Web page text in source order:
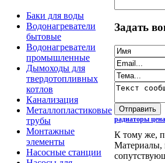
Баки для воды
Водонагреватели
бытовые
Водонагреватели
промышленные
Дымоходы для
твердотопливных
котлов
Канализация
Металлопластиковые
трубы
Монтажные
элементы
Насосные станции
Задать
радиаторы цена
К тому же,
Материалы,